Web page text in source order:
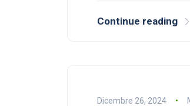
Continue reading
Dicembre 26, 2024